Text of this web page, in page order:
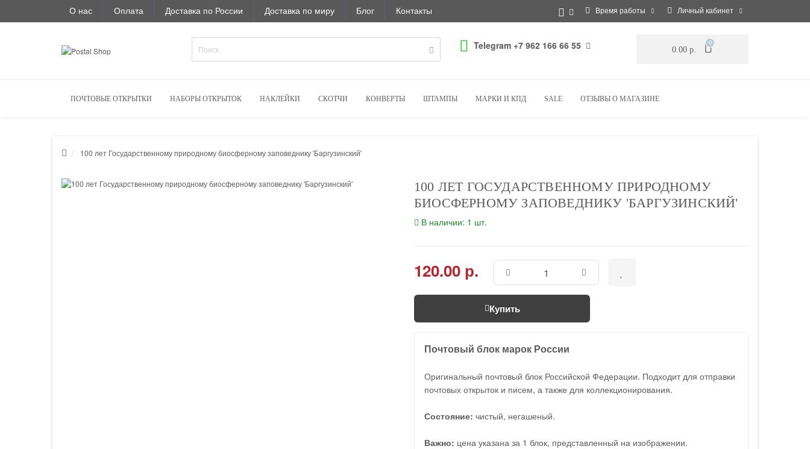
О нас Оплата Доставка по России Доставка по миру Блог Контакты Время работы Личный кабинет
Telegram +7 962 166 66 55 0.00 р.
0
ПОЧТОВЫЕ ОТКРЫТКИ НАБОРЫ ОТКРЫТОК НАКЛЕЙКИ СКОТЧИ КОНВЕРТЫ ШТАМПЫ МАРКИ И КПД SALE ОТЗЫВЫ О МАГАЗИНЕ
100 лет Государственному природному биосферному заповеднику 'Баргузинский'
100 ЛЕТ ГОСУДАРСТВЕННОМУ ПРИРОДНОМУ
БИОСФЕРНОМУ ЗАПОВЕДНИКУ 'БАРГУЗИНСКИЙ'
В наличии: 1 шт.
120.00 р.
Купить
Почтовый блок марок России
Оригинальный почтовый блок Российской Федерации. Подходит для отправки
почтовых открыток и писем, а также для коллекционирования.
Состояние: чистый, негашеный.
Важно: цена указана за 1 блок, представленный на изображении.